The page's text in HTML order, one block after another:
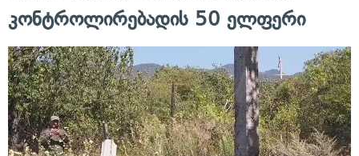
კონტროლირებადის 50 ელფერი